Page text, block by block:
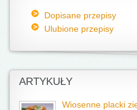
Dopisane przepisy
Ulubione przepisy
ARTYKUŁY
Wiosenne placki